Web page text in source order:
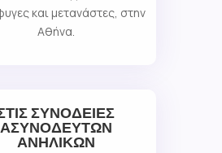
και μετανάστες, στην
Αθήνα.
ΣΥΝΟΔΕΙΕΣ
ΑΣΥΝΟΔΕΥΤΩΝ
ΑΝΗΛΙΚΩΝ